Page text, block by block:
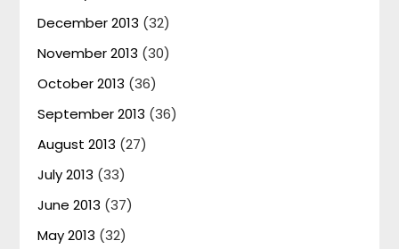
December 2013 (32)
November 2013 (30)
October 2013 (36)
September 2013 (36)
August 2013 (27)
July 2013 (33)
June 2013 (37)
May 2013 (32)